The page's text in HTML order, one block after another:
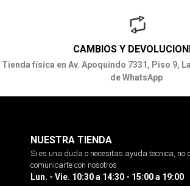
CAMBIOS Y
Tienda física en Av. Apoquindo 7331, Piso 9,
de WhatsApp
NUESTRA TIENDA
Si es una duda o necesitas ayuda tecnica, no
comunicarte con nosotros
Lun. - Vie. 10:30 a 14:30 - 15:00 a 19:00